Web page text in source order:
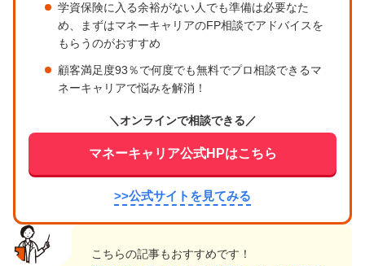
学資保険に入る余裕がない人でも準備は必要なた
め、まずはマネーキャリアのFP相談でアドバイスを
もらうのがおすすめ
顧客満足度93％で何度でも無料でプロ相談できるマ
ネーキャリアで悩みを解消！
＼オンラインで相談できる／
マネーキャリア公式HPはこちら
>>公式サイトを見てみる
こちらの記事もおすすめです！